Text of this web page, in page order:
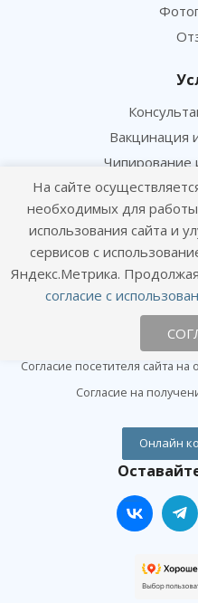
Вакцинация
Чипирование
Хирургия
Политика
Согласие посетителя сайта
Согласие на
Онлайн
На сайте
необходимых для работы
использования сайта и
сервисов с
Яндекс.Метрика.
согласие с